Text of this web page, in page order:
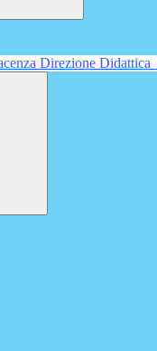
Direzione Didattica